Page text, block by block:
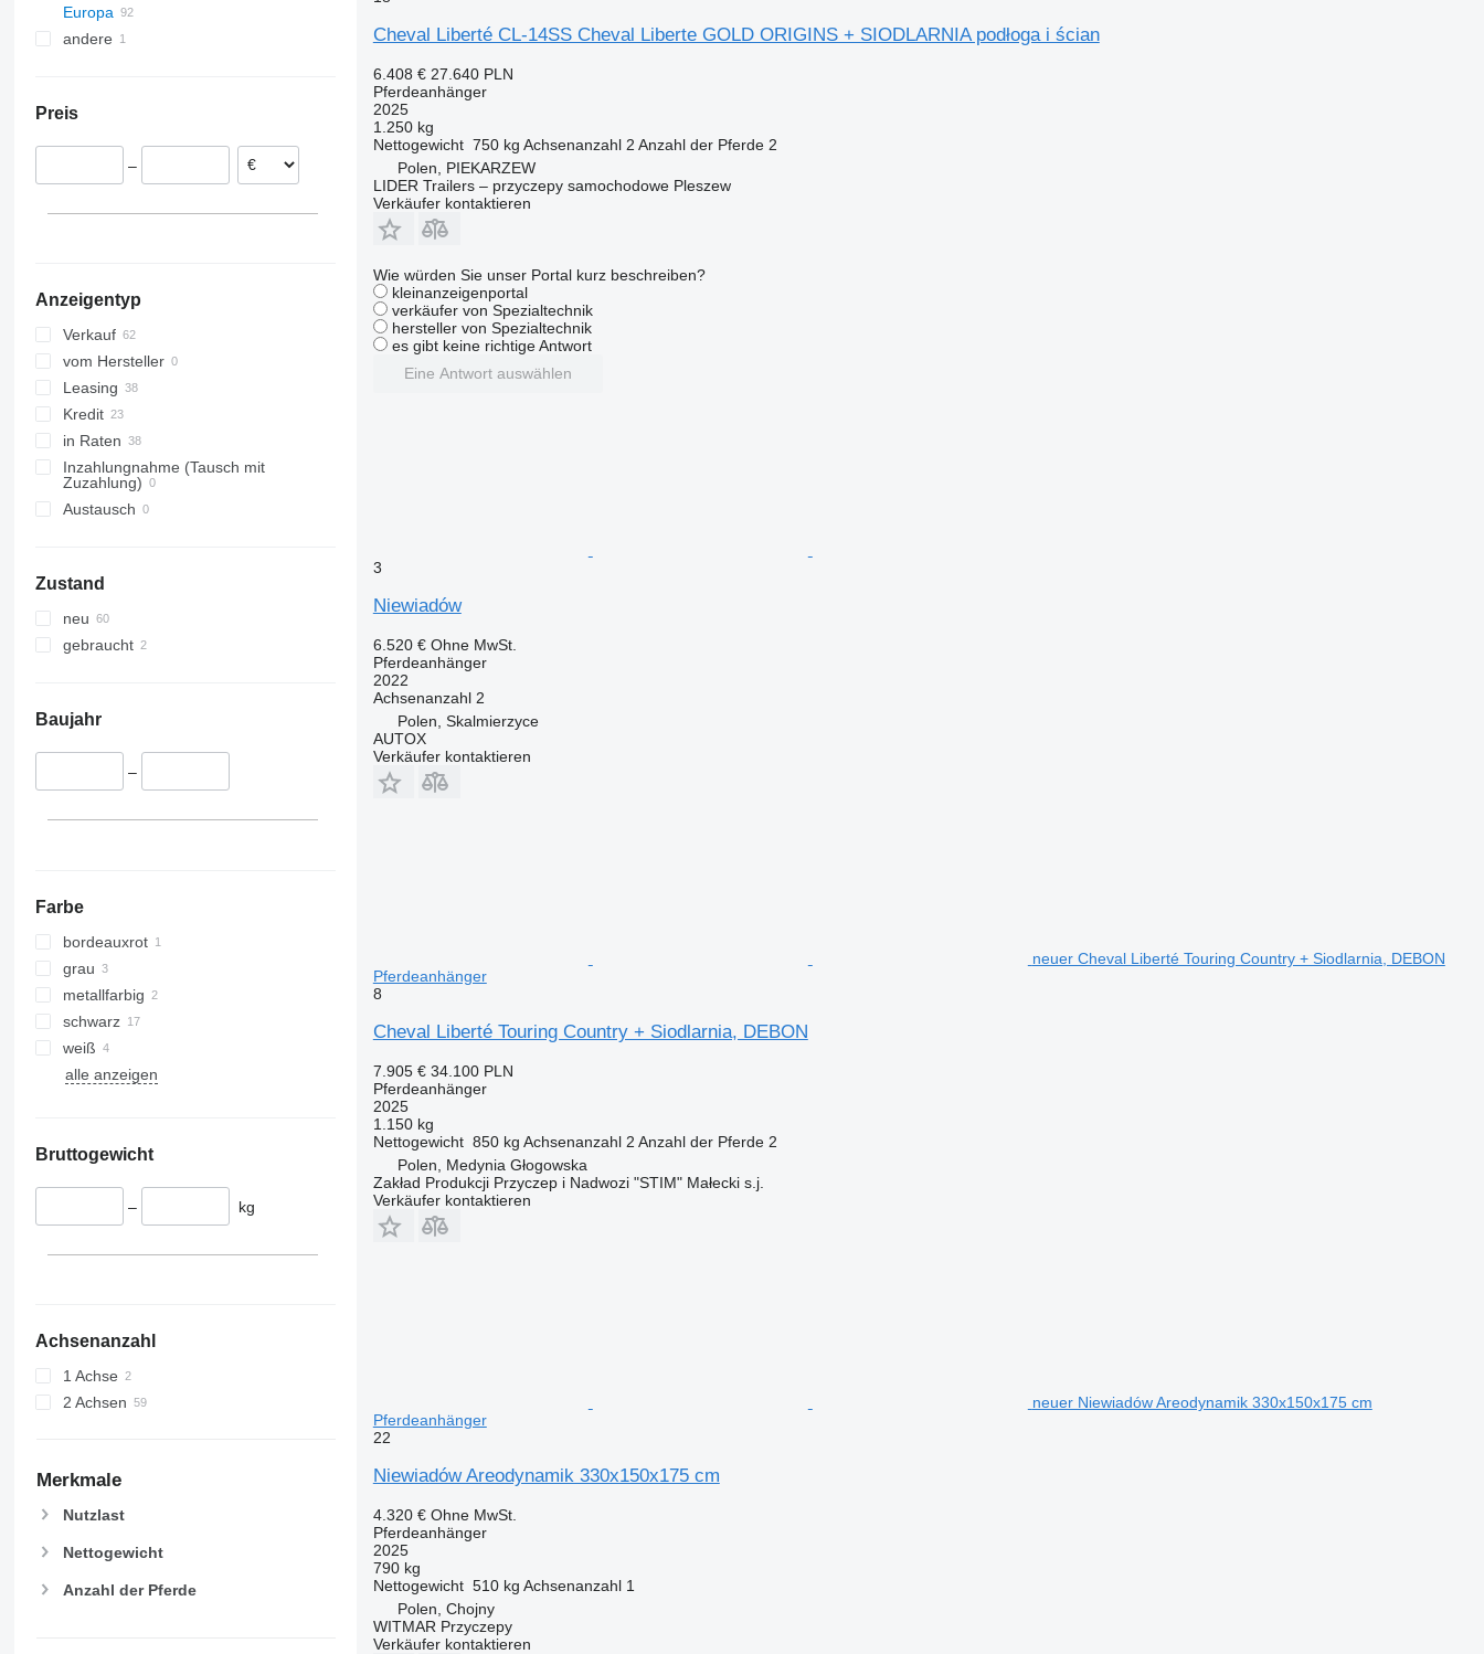
Meppen
Hildesheim
Bremen
Europa
Polen
Wrocław
Rzeszów
Österreich
Slowakei
andere
Preis
–
Anzeigentyp
Verkauf
vom Hersteller
Leasing
Kredit
in Raten
Inzahlungnahme (Tausch mit
Zuzahlung)
Austausch
Zustand
neu
gebraucht
Baujahr
–
Farbe
bordeauxrot
grau
metallfarbig
schwarz
weiß
alle anzeigen
Bruttogewicht
– kg
Achsenanzahl
1 Achse
2 Achsen
Merkmale
Nutzlast
Nettogewicht
Anzahl der Pferde
Cheval Liberté CL-14SS Cheval Liberte GOLD ORIGINS + SIODLARNIA podłoga i ścian
6.408 € 27.640 PLN
Pferdeanhänger
2025
1.250 kg
Nettogewicht 750 kg Achsenanzahl 2 Anzahl der Pferde 2
Polen, PIEKARZEW
LIDER Trailers – przyczepy samochodowe Pleszew
Verkäufer kontaktieren
Wie würden Sie unser Portal kurz beschreiben?
kleinanzeigenportal
verkäufer von Spezialtechnik
hersteller von Spezialtechnik
es gibt keine richtige Antwort
Eine Antwort auswählen
3
Niewiadów
6.520 € Ohne MwSt.
Pferdeanhänger
2022
Achsenanzahl 2
Polen, Skalmierzyce
AUTOX
Verkäufer kontaktieren
neuer Cheval Liberté Touring Country + Siodlarnia, DEBON
Pferdeanhänger
8
Cheval Liberté Touring Country + Siodlarnia, DEBON
7.905 € 34.100 PLN
Pferdeanhänger
2025
1.150 kg
Nettogewicht 850 kg Achsenanzahl 2 Anzahl der Pferde 2
Polen, Medynia Głogowska
Zakład Produkcji Przyczep i Nadwozi "STIM" Małecki s.j.
Verkäufer kontaktieren
neuer Niewiadów Areodynamik 330x150x175 cm
Pferdeanhänger
22
Niewiadów Areodynamik 330x150x175 cm
4.320 € Ohne MwSt.
Pferdeanhänger
2025
790 kg
Nettogewicht 510 kg Achsenanzahl 1
Polen, Chojny
WITMAR Przyczepy
Verkäufer kontaktieren